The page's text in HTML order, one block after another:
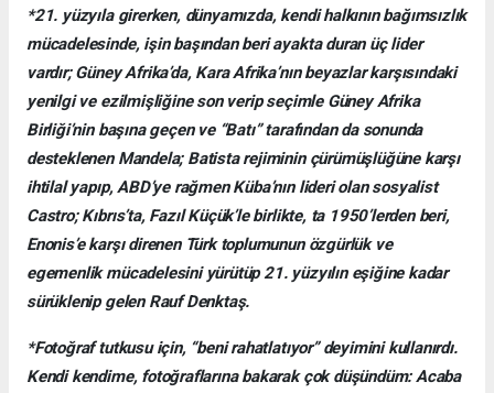
*21. yüzyıla girerken, dünyamızda, kendi halkının bağımsızlık
mücadelesinde, işin başından beri ayakta duran üç lider
vardır; Güney Afrika’da, Kara Afrika’nın beyazlar karşısındaki
yenilgi ve ezilmişliğine son verip seçimle Güney Afrika
Birliği’nin başına geçen ve “Batı” tarafından da sonunda
desteklenen Mandela; Batista rejiminin çürümüşlüğüne karşı
ihtilal yapıp, ABD’ye rağmen Küba’nın lideri olan sosyalist
Castro; Kıbrıs’ta, Fazıl Küçük’le birlikte, ta 1950’lerden beri,
Enonis’e karşı direnen Türk toplumunun özgürlük ve
egemenlik mücadelesini yürütüp 21. yüzyılın eşiğine kadar
sürüklenip gelen Rauf Denktaş.
*Fotoğraf tutkusu için, “beni rahatlatıyor” deyimini kullanırdı.
Kendi kendime, fotoğraflarına bakarak çok düşündüm: Acaba